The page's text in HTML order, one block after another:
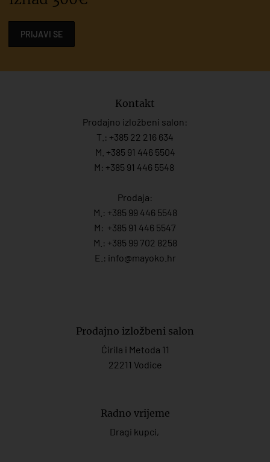
PRIJAVI SE
Kontakt
Prodajno izložbeni salon:
T.: +385 22 216 634
M. +385 91 446 5504
M: +385 91 446 5548
Prodaja:
M.: +385 99 446 5548
M: +385 91 446 5547
M.: +385 99 702 8258
E.: info@mayoko. hr
Prodajno izložbeni salon
Ćirila i Metoda 11
22211 Vodice
Radno vrijeme
Dragi kupci,